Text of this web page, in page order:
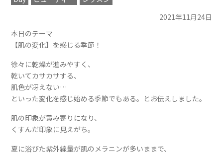
2021年11月24日
本日のテーマ
【肌の変化】を感じる季節！
徐々に乾燥が進みやすく、
乾いてカサカサする、
肌色が冴えない…
といった変化を感じ始める季節でもある。とお伝えしました。
肌の印象が黄み寄りになり、
くすんだ印象に見えがち。
夏に浴びた紫外線量が肌のメラニンが多いままで、